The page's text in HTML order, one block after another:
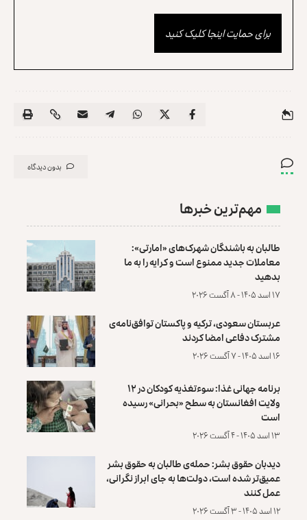
برای حمایت اینجا کلیک کنید
بدون دیدگاه
مهم‌ترین خبرها
طالبان به باشندگان شهرک‌های «امارتی»:
معاملات جدید ممنوع است و کرایه را به ما
بدهید
۱۷ اسد ۱۴۰۵ - ۸ آگست ۲۰۲۶
عربستان سعودی، ترکیه و پاکستان توافق‌نامه‌ی
مشترک دفاعی امضا کردند
۱۶ اسد ۱۴۰۵ - ۷ آگست ۲۰۲۶
برنامه جهانی غذا: سوءتغذیه کودکان در ۱۲
ولایت افغانستان به سطح «بحرانی» رسیده
است
۱۳ اسد ۱۴۰۵ - ۴ آگست ۲۰۲۶
دیدبان حقوق بشر: حمله‌ی طالبان به حقوق بشر
عمیق‌تر شده است، دولت‌ها به جای ابراز نگرانی،
عمل کنند
۱۲ اسد ۱۴۰۵ - ۳ آگست ۲۰۲۶